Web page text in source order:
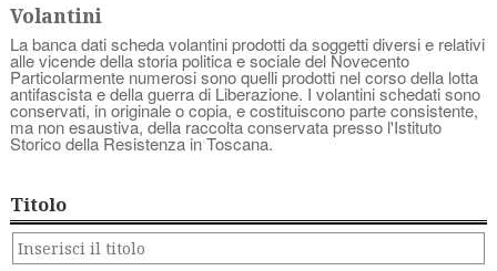
Volantini
La banca dati scheda volantini prodotti da soggetti diversi e relativi
alle vicende della storia politica e sociale del Novecento
Particolarmente numerosi sono quelli prodotti nel corso della lotta
antifascista e della guerra di Liberazione. I volantini schedati sono
conservati, in originale o copia, e costituiscono parte consistente,
ma non esaustiva, della raccolta conservata presso l'Istituto
Storico della Resistenza in Toscana.
Titolo